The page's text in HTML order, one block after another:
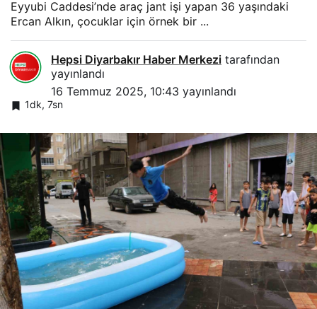
Eyyubi Caddesi’nde araç jant işi yapan 36 yaşındaki
Ercan Alkın, çocuklar için örnek bir ...
Hepsi Diyarbakır Haber Merkezi tarafından
yayınlandı
16 Temmuz 2025, 10:43 yayınlandı
1dk, 7sn